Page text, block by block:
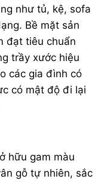
như tủ, kệ, sofa
Bề mặt sản
đạt tiêu chuẩn
trầy xước hiệu
các gia đình có
có mật độ đi lại
hữu gam màu
gỗ tự nhiên, sắc